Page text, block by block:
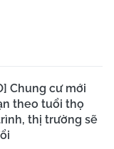
Chung cư mới
theo tuổi thọ
thị trường sẽ